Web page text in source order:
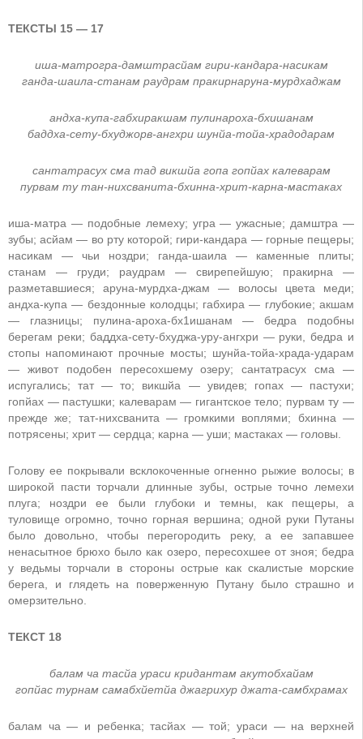
ТЕКСТЫ 15 — 17
иша-матрогра-дамштрасйам гири-кандара-насикам
ганда-шаила-станам раудрам пракирнаруна-мурдхаджам
андха-купа-габхиракшам пулинароха-бхишанам
баддха-сету-бхуджорв-ангхри шунйа-тойа-храдодарам
сантатрасух сма тад викшйа гопа гопйах калеварам
пурвам ту тан-нихсванита-бхинна-хрит-карна-мастаках
иша-матра — подобные лемеху; угра — ужасные; дамштра —
зубы; асйам — во рту которой; гири-кандара — горные пещеры;
насикам — чьи ноздри; ганда-шаила — каменные плиты;
станам — груди; раудрам — свирепейшую; пракирна —
разметавшиеся; аруна-мурдха-джам — волосы цвета меди;
андха-купа — бездонные колодцы; габхира — глубокие; акшам
— глазницы; пулина-ароха-бх1ишанам — бедра подобны
берегам реки; баддха-сету-бхуджа-уру-ангхри — руки, бедра и
стопы напоминают прочные мосты; шунйа-тойа-храда-ударам
— живот подобен пересохшему озеру; сантатрасух сма —
испугались; тат — то; викшйа — увидев; гопах — пастухи;
гопйах — пастушки; калеварам — гигантское тело; пурвам ту —
прежде же; тат-нихсванита — громкими воплями; бхинна —
потрясены; хрит — сердца; карна — уши; мастаках — головы.
Голову ее покрывали всклокоченные огненно рыжие волосы; в
широкой пасти торчали длинные зубы, острые точно лемехи
плуга; ноздри ее были глубоки и темны, как пещеры, а
туловище огромно, точно горная вершина; одной руки Путаны
было довольно, чтобы перегородить реку, а ее запавшее
ненасытное брюхо было как озеро, пересохшее от зноя; бедра
у ведьмы торчали в стороны острые как скалистые морские
берега, и глядеть на поверженную Путану было страшно и
омерзительно.
ТЕКСТ 18
балам ча тасйа ураси кридантам акутобхайам
гопйас турнам самабхйетйа джагрихур джата-самбхрамах
балам ча — и ребенка; тасйах — той; ураси — на верхней